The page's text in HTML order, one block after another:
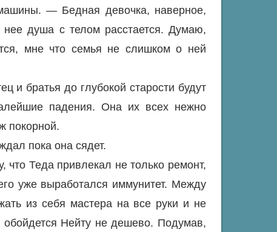
— Бедная девочка, наверное,
душа с телом расстается. Думаю,
мне что семья не слишком о ней
и братья до глубокой старости будут
падения. Она их всех нежно
покорной.
пока она сядет.
Теда привлекал не только ремонт,
уже выработался иммунитет. Между
из себя мастера на все руки и не
обойдется Нейту не дешево. Подумав,